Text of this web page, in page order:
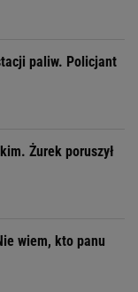
paliw. Policjant
Żurek poruszył
wiem, kto panu